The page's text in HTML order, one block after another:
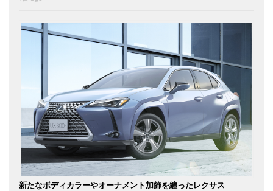
新たなボディカラーやオーナメント加飾を纏ったレクサス